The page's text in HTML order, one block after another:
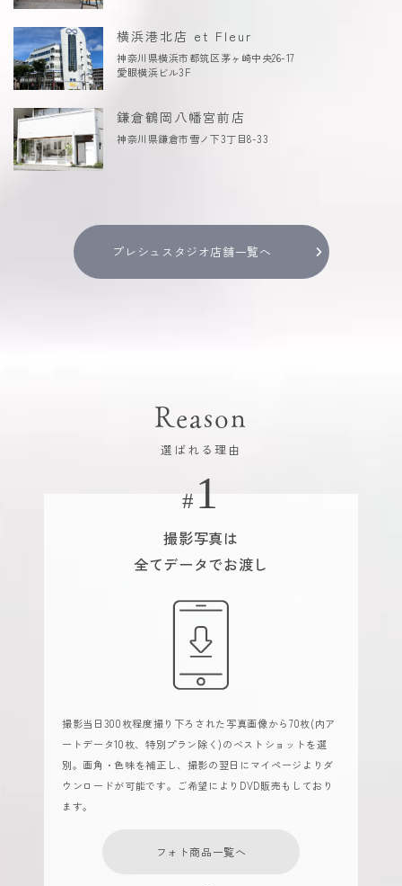
横浜港北店 et Fleur
神奈川県横浜市都筑区茅ヶ崎中央26-17
愛眼横浜ビル3F
鎌倉鶴岡八幡宮前店
神奈川県鎌倉市雪ノ下3丁目8-33
プレシュスタジオ店舗一覧へ
Reason
選ばれる理由
撮影写真は
全てデータでお渡し
撮影当日300枚程度撮り下ろされた写真画像から70枚(内ア
ートデータ10枚、特別プラン除く)のベストショットを選
別。画角・色味を補正し、撮影の翌日にマイページよりダ
ウンロードが可能です。ご希望によりDVD販売もしており
ます。
フォト商品一覧へ